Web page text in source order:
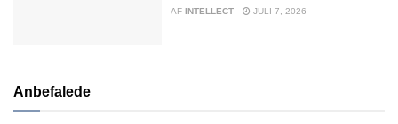
AF INTELLECT JULI 7, 2026
Anbefalede